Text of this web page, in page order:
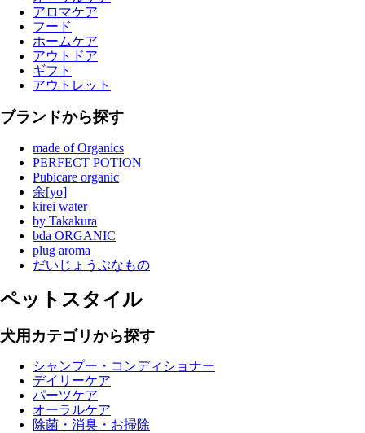
アロマケア
フード
ホームケア
アウトドア
ギフト
アウトレット
ブランドから探す
made of Organics
PERFECT POTION
Pubicare organic
余[yo]
kirei water
by Takakura
bda ORGANIC
plug aroma
だいじょうぶなもの
ペットスタイル
犬用カテゴリから探す
シャンプー・コンディショナー
デイリーケア
パーツケア
オーラルケア
除菌・消臭・お掃除